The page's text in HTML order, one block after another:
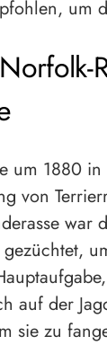
um
um 1880
von
war
auf der
sie zu